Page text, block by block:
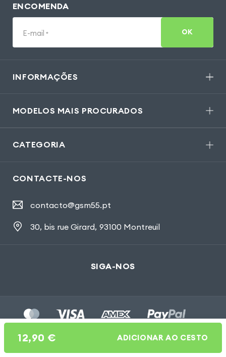
12,90 € ADICIONAR AO CESTO
ENCOMENDA
E-mail * OK
INFORMAÇÕES
MODELOS MAIS PROCURADOS
CATEGORIA
CONTACTE-NOS
contacto@gsm55.pt
30, bis rue Girard, 93100 Montreuil
SIGA-NOS